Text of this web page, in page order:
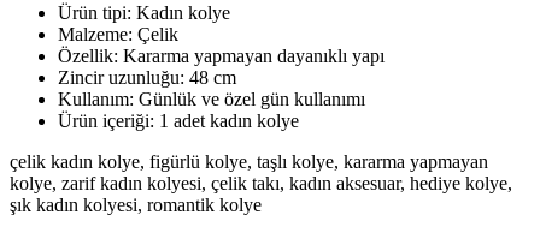
Ürün tipi: Kadın kolye
Malzeme: Çelik
Özellik: Kararma yapmayan dayanıklı yapı
Zincir uzunluğu: 48 cm
Kullanım: Günlük ve özel gün kullanımı
Ürün içeriği: 1 adet kadın kolye
çelik kadın kolye, figürlü kolye, taşlı kolye, kararma yapmayan
kolye, zarif kadın kolyesi, çelik takı, kadın aksesuar, hediye kolye,
şık kadın kolyesi, romantik kolye